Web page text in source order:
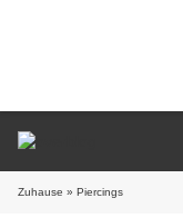
Zuhause » Piercings